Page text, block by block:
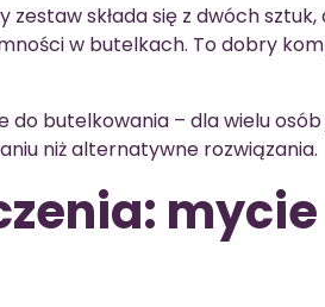
zestaw składa się z dwóch
w butelkach. To dobry
do butelkowania – dla wielu
niż alternatywne rozwiązania.